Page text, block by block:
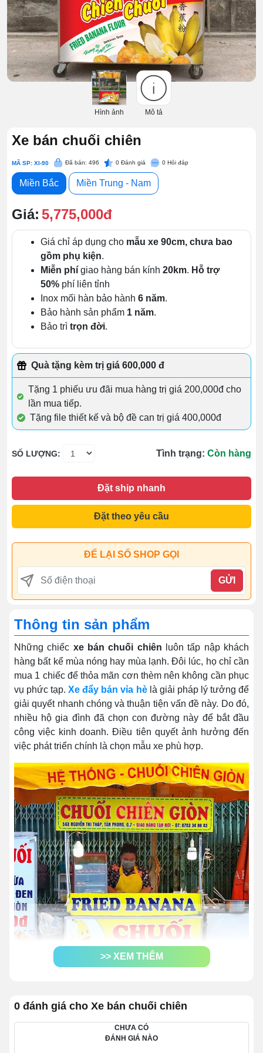
Hình ảnh Mô tả
Xe bán chuối chiên
MÃ SP: XI-90 Đã bán: 496 0 Đánh giá 0 Hỏi đáp
Miền Bắc Miền Trung - Nam
Giá: 5,775,000đ
Giá chỉ áp dụng cho mẫu xe 90cm, chưa bao
gồm phụ kiện.
Miễn phí giao hàng bán kính 20km. Hỗ trợ
50% phí liên tỉnh
Inox mối hàn bảo hành 6 năm.
Bảo hành sản phẩm 1 năm.
Bảo trì trọn đời.
Quà tặng kèm trị giá 600,000 đ
Tặng 1 phiếu ưu đãi mua hàng trị giá 200,000đ cho
lần mua tiếp.
Tặng file thiết kế và bộ đề can trị giá 400,000đ
SỐ LƯỢNG: Tình trạng: Còn hàng
Đặt ship nhanh
Đặt theo yêu cầu
ĐỂ LẠI SỐ SHOP GỌI
GỬI
Thông tin sản phẩm
Những chiếc xe bán chuối chiên luôn tấp nập khách
hàng bất kể mùa nóng hay mùa lạnh. Đôi lúc, họ chỉ cần
mua 1 chiếc để thỏa mãn cơn thèm nên không cần phục
vụ phức tạp.Xe đẩy bán vỉa hèlà giải pháp lý tưởng để
giải quyết nhanh chóng và thuận tiện vấn đề này. Do đó,
nhiều hộ gia đình đã chọn con đường này để bắt đầu
công việc kinh doanh. Điều tiên quyết ảnh hưởng đến
việc phát triển chính là chọn mẫu xe phù hợp.
1. Bảng giá xe bán chuối chiên
mới nhất, đầy đủ kích thước
>> XEM THÊM
0 đánh giá cho Xe bán chuối chiên
CHƯA CÓ
ĐÁNH GIÁ NÀO